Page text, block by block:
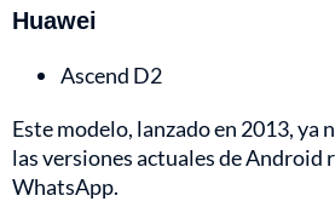
Huawei
Ascend D2
Este modelo, lanzado en 2013, ya
las versiones actuales de Android
WhatsApp.